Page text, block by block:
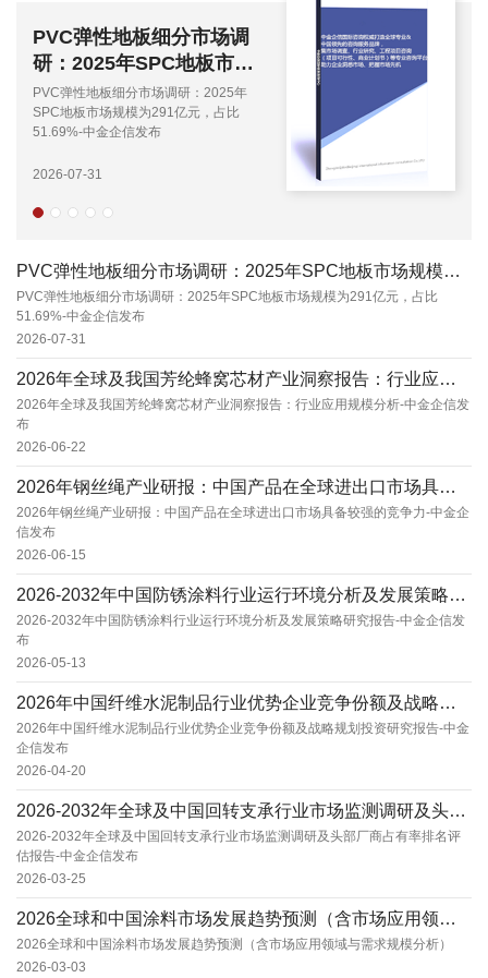
场调
市场
...
年
占比
2026年全球及我国芳
窝芯材产业洞察报告：
应用规模分析-中金企
2026年全球及我国芳纶蜂窝芯材
察报告：行业应用规模分析-中金
2026-06-22
PVC弹性地板细分市场调研：2025年SPC地板市场规模为291亿元，占比51.69%-中...
PVC弹性地板细分市场调研：2025年SPC地板市场规模为291亿元，占比
51.69%-中金企信发布
2026-07-31
2026年全球及我国芳纶蜂窝芯材产业洞察报告：行业应用规模分析-中金企信发布
2026年全球及我国芳纶蜂窝芯材产业洞察报告：行业应用规模分析-中金企信发
布
2026-06-22
2026年钢丝绳产业研报：中国产品在全球进出口市场具备较强的竞争力-中金企信发布
2026年钢丝绳产业研报：中国产品在全球进出口市场具备较强的竞争力-中金企
信发布
2026-06-15
2026-2032年中国防锈涂料行业运行环境分析及发展策略研究报告-中金企信发布
2026-2032年中国防锈涂料行业运行环境分析及发展策略研究报告-中金企信发
布
2026-05-13
2026年中国纤维水泥制品行业优势企业竞争份额及战略规划投资研究报告-中金企信发布
2026年中国纤维水泥制品行业优势企业竞争份额及战略规划投资研究报告-中金
企信发布
2026-04-20
2026-2032年全球及中国回转支承行业市场监测调研及头部厂商占有率排名评估报告-中金企...
2026-2032年全球及中国回转支承行业市场监测调研及头部厂商占有率排名评
估报告-中金企信发布
2026-03-25
2026全球和中国涂料市场发展趋势预测（含市场应用领域与需求规模分析）
2026全球和中国涂料市场发展趋势预测（含市场应用领域与需求规模分析）
2026-03-03